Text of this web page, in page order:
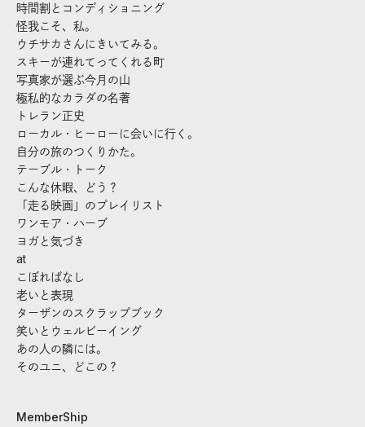
時間割とコンディショニング
怪我こそ、私。
ウチサカさんにきいてみる。
スキーが連れてってくれる町
写真家が選ぶ今月の山
極私的なカラダの名著
トレラン正史
ローカル・ヒーローに会いに行く。
自分の旅のつくりかた。
テーブル・トーク
こんな休暇、どう？
「走る映画」のプレイリスト
ワンモア・ハーブ
ヨガと気づき
at
こぼればなし
老いと表現
ターザンのスクラップブック
笑いとウェルビーイング
あの人の隣には。
そのユニ、どこの？
MemberShip